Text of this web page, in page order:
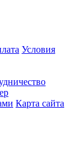
Условия
Карта сайта